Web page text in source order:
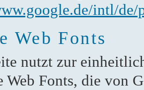
intl/de/
Web Fonts
nutzt zur
Web Fonts, die von